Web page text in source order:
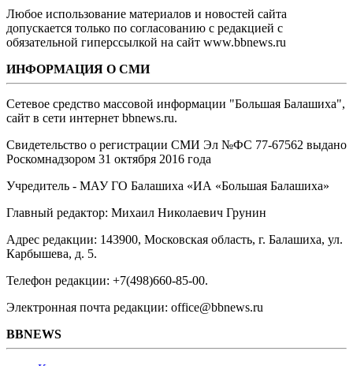
Любое использование материалов и новостей сайта
допускается только по согласованию с редакцией с
обязательной гиперссылкой на сайт www.bbnews.ru
ИНФОРМАЦИЯ О СМИ
Сетевое средство массовой информации "Большая Балашиха",
сайт в сети интернет bbnews.ru.
Свидетельство о регистрации СМИ Эл №ФС ‎77-67562 выдано
Роскомнадзором 31 октября 2016 года
Учредитель - МАУ ГО Балашиха «ИА «Большая Балашиха»
Главный редактор: Михаил Николаевич Грунин
Адрес редакции: 143900, Московская область, г. Балашиха, ул.
Карбышева, д. 5.
Телефон редакции: +7(498)660-85-00.
Электронная почта редакции: office@bbnews.ru
BBNEWS